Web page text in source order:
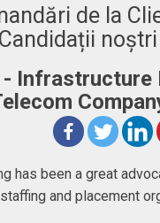
de la
Candidații noștri
- Infrastructure
has been a great
and placement